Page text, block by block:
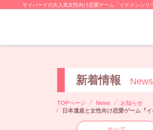
サイバードの大人気女性向け恋愛ゲーム「イケメンシリ
新着情報 News
TOPページ News
お知らせ
日本遺産と女性向け恋愛ゲーム『